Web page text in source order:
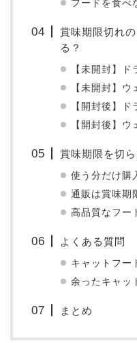
フードを食べ
賞味期限切れ
る？
【未開封】ド
【未開封】ウ
【開封後】ド
【開封後】ウ
賞味期限を切
使う分だけ購
通販は賞味期
高品質なフー
よくある質問
キャットフー
余ったキャッ
まとめ